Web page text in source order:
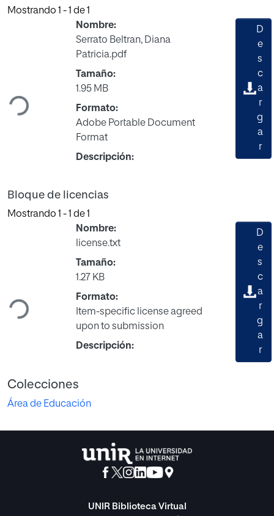
Mostrando 1 - 1 de 1
Cargando...
Nombre:
Serrato Beltran, Diana
Patricia.pdf
Tamaño:
1.95 MB
Formato:
Adobe Portable Document
Format
Descripción:
D
e
s
c
a
r
g
a
r
Bloque de licencias
Mostrando 1 - 1 de 1
Cargando...
Nombre:
license.txt
Tamaño:
1.27 KB
Formato:
Item-specific license agreed
upon to submission
Descripción:
D
e
s
c
a
r
g
a
r
Colecciones
Área de Educación
UNIR Biblioteca Virtual